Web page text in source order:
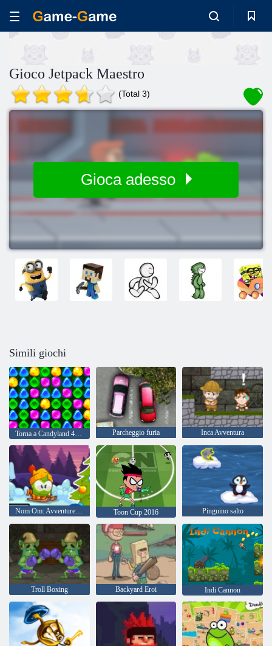
Gioco Jetpack Maestro
(Total 3)
Gioca adesso
Simili giochi
Torna a Candyland 4: Lollipop Garden Parcheggio furia Inca Avventura
Nom Om: Avventure invernali Toon Cup 2016 Pinguino salto
Troll Boxing Backyard Eroi Indi Cannon